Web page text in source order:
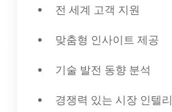
전 세계 고객 지원
맞춤형 인사이트 제공
기술 발전 동향 분석
경쟁력 있는 시장 인텔리